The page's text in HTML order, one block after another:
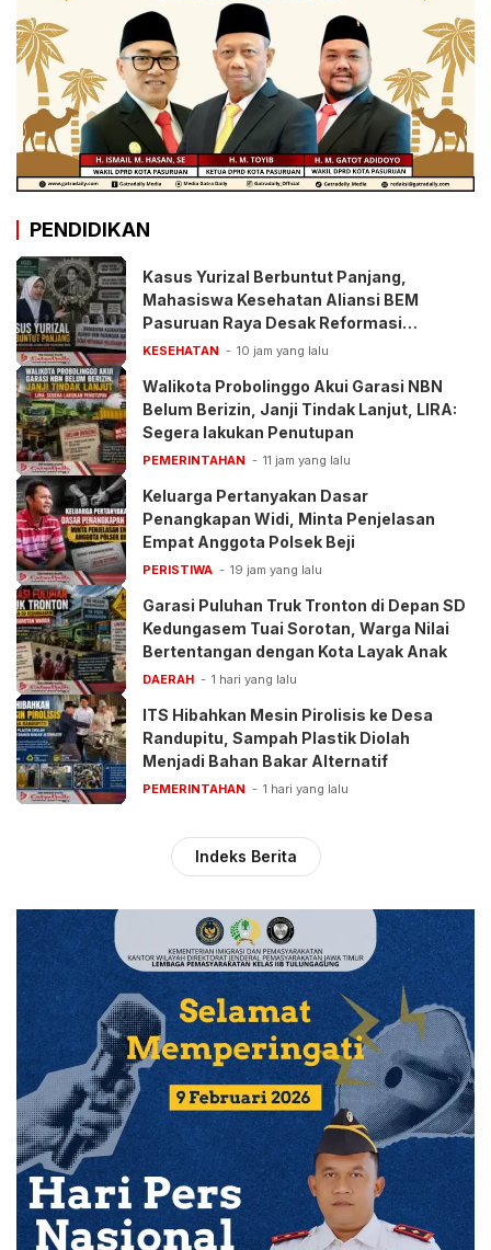
PENDIDIKAN
Kasus Yurizal Berbuntut Panjang,
Mahasiswa Kesehatan Aliansi BEM
Pasuruan Raya Desak Reformasi
Pelayanan BPJS
KESEHATAN 10 jam yang lalu
Walikota Probolinggo Akui Garasi NBN
Belum Berizin, Janji Tindak Lanjut, LIRA:
Segera lakukan Penutupan
PEMERINTAHAN 11 jam yang lalu
Keluarga Pertanyakan Dasar
Penangkapan Widi, Minta Penjelasan
Empat Anggota Polsek Beji
PERISTIWA 19 jam yang lalu
Garasi Puluhan Truk Tronton di Depan SD
Kedungasem Tuai Sorotan, Warga Nilai
Bertentangan dengan Kota Layak Anak
DAERAH 1 hari yang lalu
ITS Hibahkan Mesin Pirolisis ke Desa
Randupitu, Sampah Plastik Diolah
Menjadi Bahan Bakar Alternatif
PEMERINTAHAN 1 hari yang lalu
Indeks Berita